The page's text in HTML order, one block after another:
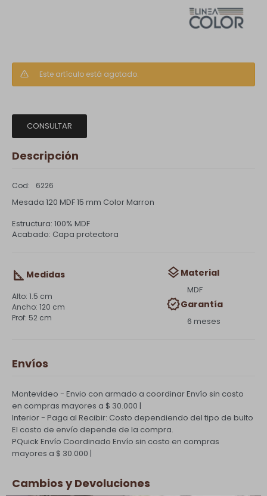
Este artículo está agotado.
CONSULTAR
Descripción
6226
Mesada 120 MDF 15 mm Color Marron
Estructura: 100% MDF
Acabado: Capa protectora
Medidas
1.5 cm
120 cm
52 cm
Material
MDF
Garantía
6 meses
Envíos
Montevideo - Envio con armado a coordinarEnvío sin costo
en compras mayores a $ 30.000 |
Interior - Paga al Recibir: Costo dependiendo del tipo de bulto
El costo de envío depende de la compra.
PQuick Envío Coordinado Envío sin costo en compras
mayores a $ 30.000 |
Cambios y Devoluciones